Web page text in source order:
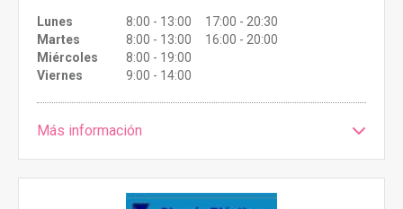
Lunes
8:00 - 13:00 17:00 - 20:30
Martes
8:00 - 13:00 16:00 - 20:00
Miércoles
8:00 - 19:00
Viernes
9:00 - 14:00
Más información